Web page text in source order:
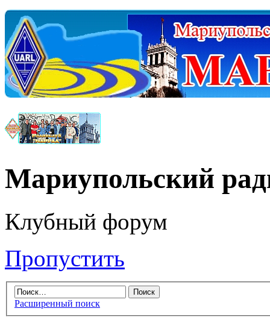
Мариупольский
Клубный форум
Пропустить
Расширенный поиск